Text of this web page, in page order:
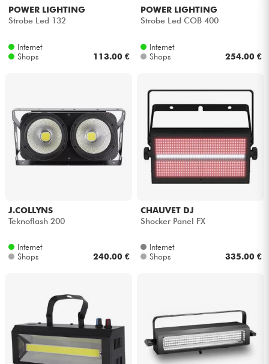
POWER LIGHTING
Strobe Led 132
Internet
Shops
113.00 €
POWER LIGHTING
Strobe Led COB 400
Internet
Shops
254.00 €
J.COLLYNS
Teknoflash 200
Internet
Shops
240.00 €
CHAUVET DJ
Shocker Panel FX
Internet
Shops
335.00 €